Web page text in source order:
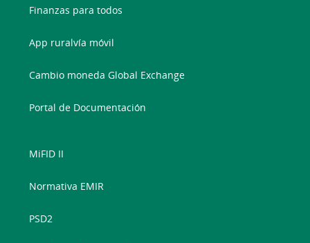
Finanzas para todos
App ruralvía móvil
Cambio moneda Global Exchange
Portal de Documentación
MiFID II
Normativa EMIR
PSD2